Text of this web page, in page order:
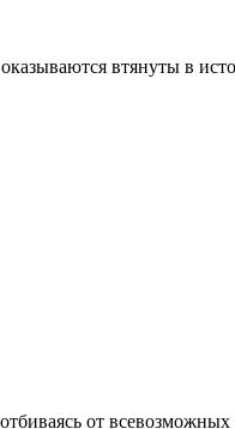
втянуты в
от всевозможных